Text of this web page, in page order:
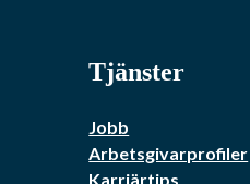
Tjänster
Jobb
Arbetsgivarprofiler
Karriärtips